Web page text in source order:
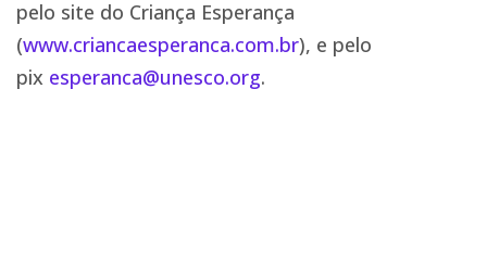
pelo site do Criança Esperança
(www.criancaesperanca.com.br), e pelo
pix esperanca@unesco.org.